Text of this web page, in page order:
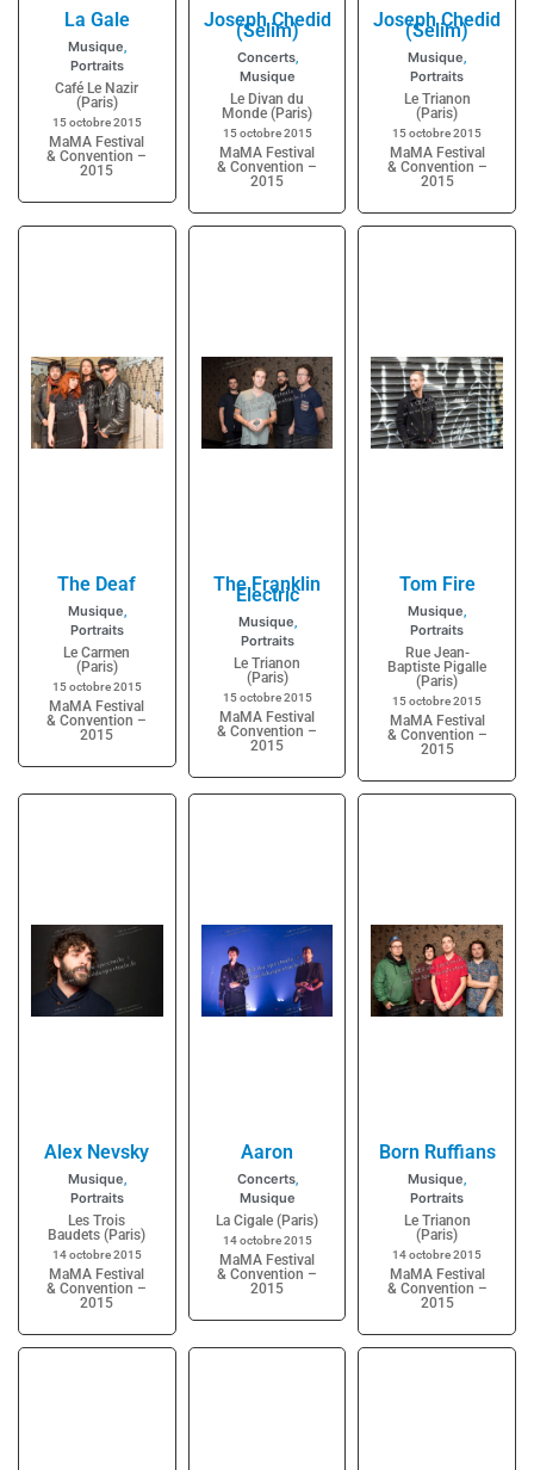
La Gale
Musique,
Portraits
Café Le Nazir
(Paris)
15 octobre 2015
MaMA Festival
& Convention –
2015
Joseph Chedid
(Selim)
Concerts,
Musique
Le Divan du
Monde (Paris)
15 octobre 2015
MaMA Festival
& Convention –
2015
Joseph Chedid
(Selim)
Musique,
Portraits
Le Trianon
(Paris)
15 octobre 2015
MaMA Festival
& Convention –
2015
The Deaf
Musique,
Portraits
Le Carmen
(Paris)
15 octobre 2015
MaMA Festival
& Convention –
2015
The Franklin
Electric
Musique,
Portraits
Le Trianon
(Paris)
15 octobre 2015
MaMA Festival
& Convention –
2015
Tom Fire
Musique,
Portraits
Rue Jean-
Baptiste Pigalle
(Paris)
15 octobre 2015
MaMA Festival
& Convention –
2015
Alex Nevsky
Musique,
Portraits
Les Trois
Baudets (Paris)
14 octobre 2015
MaMA Festival
& Convention –
2015
Aaron
Concerts,
Musique
La Cigale (Paris)
14 octobre 2015
MaMA Festival
& Convention –
2015
Born Ruffians
Musique,
Portraits
Le Trianon
(Paris)
14 octobre 2015
MaMA Festival
& Convention –
2015